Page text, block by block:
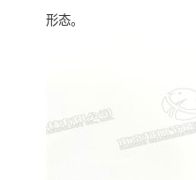
形态。